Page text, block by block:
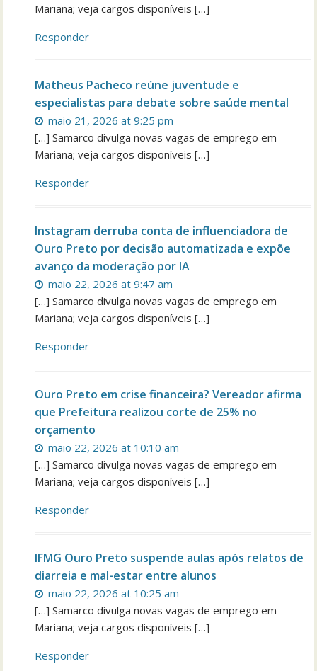
Mariana; veja cargos disponíveis […]
Responder
Matheus Pacheco reúne juventude e
especialistas para debate sobre saúde mental
maio 21, 2026 at 9:25 pm
[…] Samarco divulga novas vagas de emprego em
Mariana; veja cargos disponíveis […]
Responder
Instagram derruba conta de influenciadora de
Ouro Preto por decisão automatizada e expõe
avanço da moderação por IA
maio 22, 2026 at 9:47 am
[…] Samarco divulga novas vagas de emprego em
Mariana; veja cargos disponíveis […]
Responder
Ouro Preto em crise financeira? Vereador afirma
que Prefeitura realizou corte de 25% no
orçamento
maio 22, 2026 at 10:10 am
[…] Samarco divulga novas vagas de emprego em
Mariana; veja cargos disponíveis […]
Responder
IFMG Ouro Preto suspende aulas após relatos de
diarreia e mal-estar entre alunos
maio 22, 2026 at 10:25 am
[…] Samarco divulga novas vagas de emprego em
Mariana; veja cargos disponíveis […]
Responder